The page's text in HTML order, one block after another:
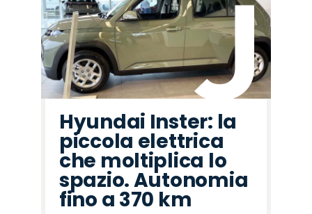
Hyundai Inster: la
piccola elettrica
che moltiplica lo
spazio. Autonomia
fino a 370 km